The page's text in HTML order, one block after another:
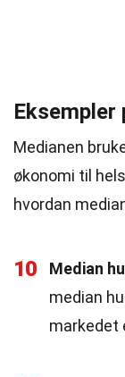
Eksempler
Medianen
økonomi til
hvordan
10 Median
median
markedet